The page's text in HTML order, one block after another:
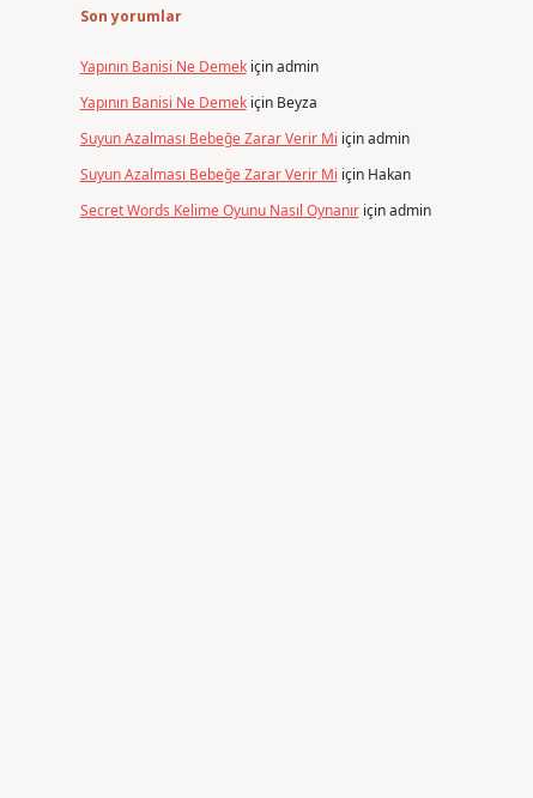
Son yorumlar
Yapının Banisi Ne Demekiçinadmin
Yapının Banisi Ne Demekiçin Beyza
Suyun Azalması Bebeğe Zarar Verir Mi içinadmin
Suyun Azalması Bebeğe Zarar Verir Mi için Hakan
Secret Words Kelime Oyunu Nasıl Oynanıriçinadmin